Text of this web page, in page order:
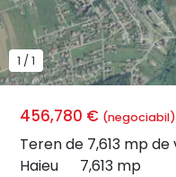
456,780 € (negociabil)
Teren de 7,613 mp
Haieu
7,613 mp
1 /1